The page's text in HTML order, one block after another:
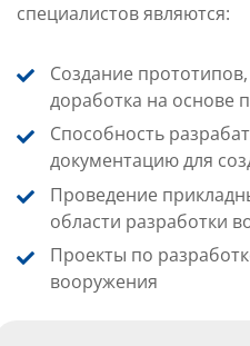
специалистов являются:
Создание
доработка на основе
Способность
документацию для
Проведение
области разработки
Проекты по
вооружения